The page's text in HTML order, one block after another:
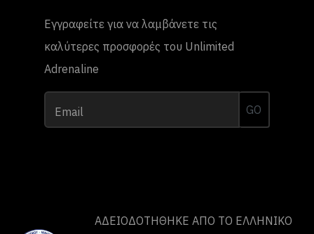
Εγγραφείτε για να λαμβάνετε τις
καλύτερες προσφορές του Unlimited
Adrenaline
Email GO
ΑΔΕΙΟΔΟΤΗΘΗΚΕ ΑΠΟ ΤO ΕΛΛΗΝΙΚΟ